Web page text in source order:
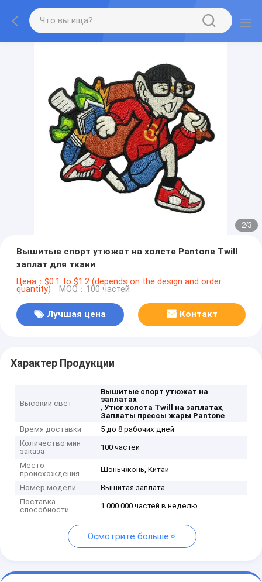
2/3
Вышитые спорт утюжат на холсте Pantone Twill
заплат для ткани
Цена：$0.1 to $1.2 (depends on the design and order
quantity) MOQ：100 частей
Лучшая цена Контакт
Характер Продукции
Высокий свет
Вышитые спорт утюжат на
заплатах
,Утюг холста Twill на заплатах,
Заплаты прессы жары Pantone
Время доставки
5 до 8 рабочих дней
Количество мин
заказа
100 частей
Место
происхождения
Шэньчжэнь, Китай
Номер модели
Вышитая заплата
Поставка
способности
1 000 000 частей в неделю
Осмотрите больше